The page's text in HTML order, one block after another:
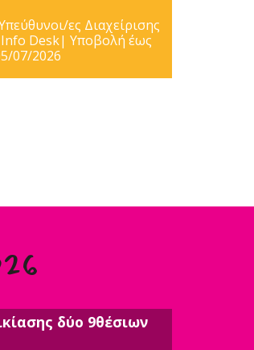
ες Διαχείρισης
Desk| Υποβολή έως
07/2026
δύο 9θέσιων